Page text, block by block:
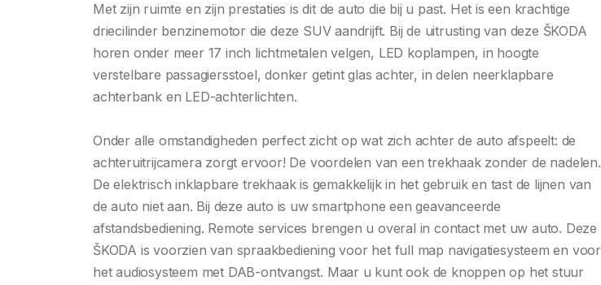
Met zijn ruimte en zijn prestaties is dit de auto die bij u past. Het is een krachtige
driecilinder benzinemotor die deze SUV aandrijft. Bij de uitrusting van deze ŠKODA
horen onder meer 17 inch lichtmetalen velgen, LED koplampen, in hoogte
verstelbare passagiersstoel, donker getint glas achter, in delen neerklapbare
achterbank en LED-achterlichten.
Onder alle omstandigheden perfect zicht op wat zich achter de auto afspeelt: de
achteruitrijcamera zorgt ervoor! De voordelen van een trekhaak zonder de nadelen.
De elektrisch inklapbare trekhaak is gemakkelijk in het gebruik en tast de lijnen van
de auto niet aan. Bij deze auto is uw smartphone een geavanceerde
afstandsbediening. Remote services brengen u overal in contact met uw auto. Deze
ŠKODA is voorzien van spraakbediening voor het full map navigatiesysteem en voor
het audiosysteem met DAB-ontvangst. Maar u kunt ook de knoppen op het stuur